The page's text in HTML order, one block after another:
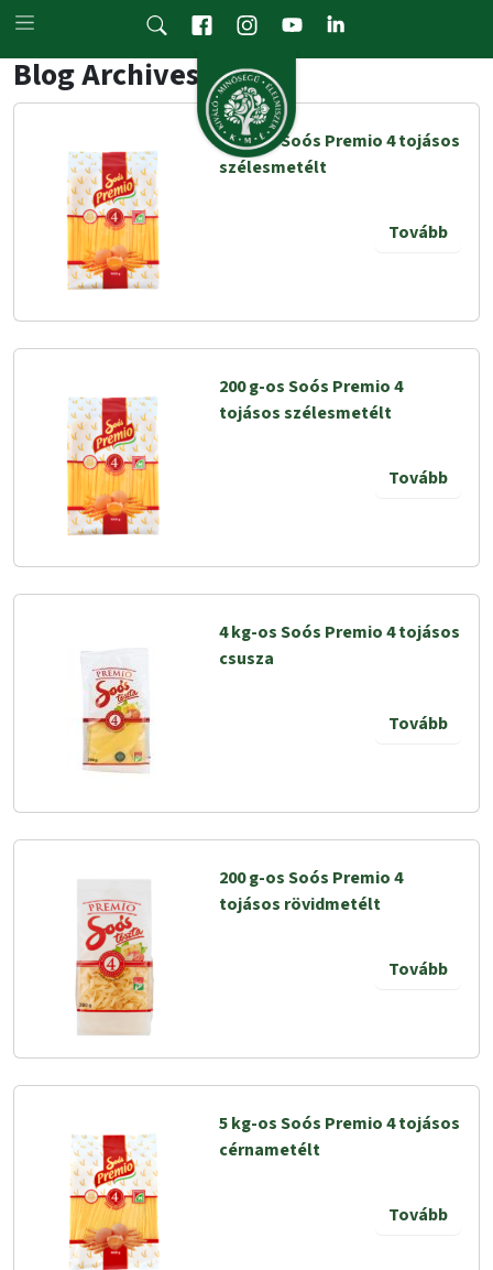
Skip to main content
Blog Archives
5 kg-os Soós Premio 4 tojásos
szélesmetélt
Tovább
200 g-os Soós Premio 4
tojásos szélesmetélt
Tovább
4 kg-os Soós Premio 4 tojásos
csusza
Tovább
200 g-os Soós Premio 4
tojásos rövidmetélt
Tovább
5 kg-os Soós Premio 4 tojásos
cérnametélt
Tovább